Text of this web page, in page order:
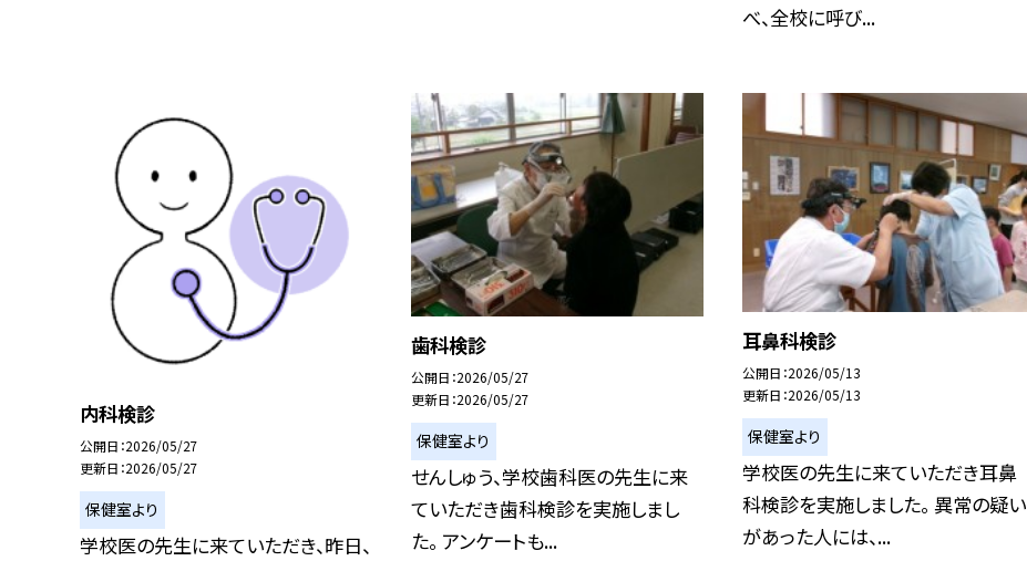
べ、全校に呼び...
内科検診
公開日 2026/05/27
更新日 2026/05/27
保健室より
学校医の先生に来ていただき、昨日、
歯科検診
公開日 2026/05/27
更新日 2026/05/27
保健室より
せんしゅう、学校歯科医の先生に来
ていただき歯科検診を実施しまし
た。 アンケートも...
耳鼻科検診
公開日 2026/05/13
更新日 2026/05/13
保健室より
学校医の先生に来ていただき耳鼻
科検診を実施しました。 異常の疑い
があった人には、...